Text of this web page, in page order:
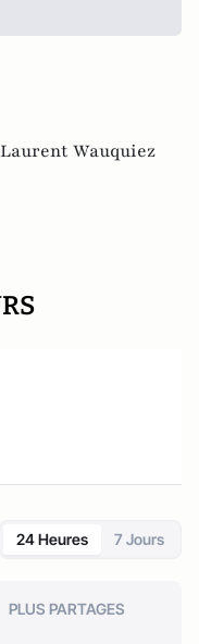
Laurent Wauquiez
24 Heures 7 Jours
PLUS PARTAGES